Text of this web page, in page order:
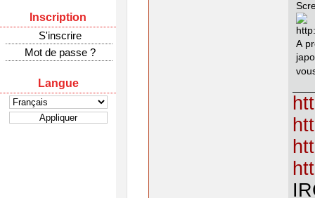
Inscription
S'inscrire
Mot de passe ?
Langue
A